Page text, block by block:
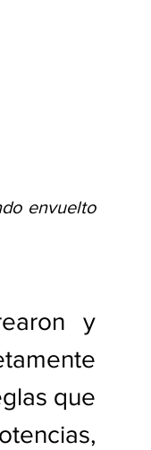
envuelto
y
que